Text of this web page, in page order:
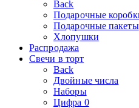
Back
Подарочные
Подарочные пакеты
Хлопушки
Распродажа
Свечи в торт
Back
Двойные числа
Наборы
Цифра 0